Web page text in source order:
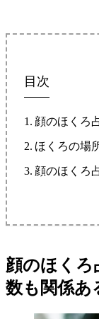
目次
顔のほくろ
ほくろの場
顔のほくろ
顔のほくろ
数も関係あ